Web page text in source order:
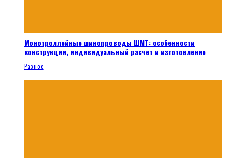
Монотроллейные шинопроводы ШМТ: особенности
конструкции, индивидуальный расчет и изготовление
Разное